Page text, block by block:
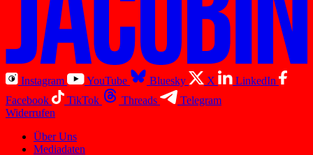
Instagram YouTube Bluesky X
LinkedIn
Facebook
TikTok Threads
Telegram
Widerrufen
Über Uns
Mediadaten